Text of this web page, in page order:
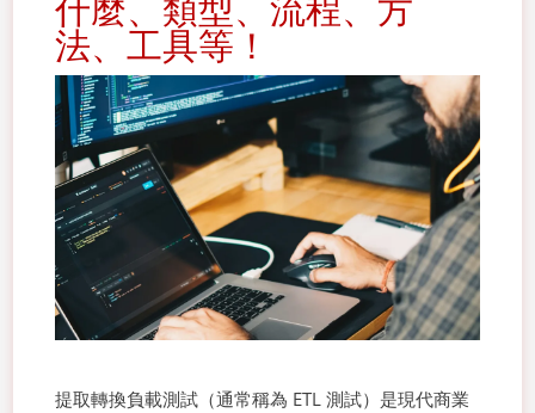
法、工具等！
提取轉換負載測試（通常稱為 ETL 測試）是現代商業